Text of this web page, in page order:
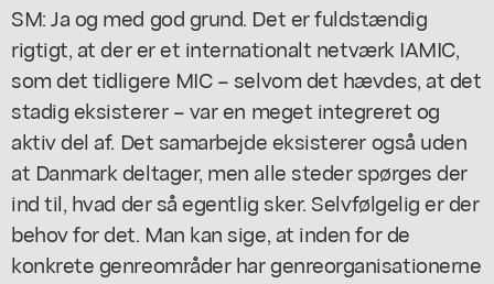
SM: Ja og med god grund. Det er fuldstændig
rigtigt, at der er et internationalt netværk IAMIC,
som det tidligere MIC – selvom det hævdes, at det
stadig eksisterer – var en meget integreret og
aktiv del af. Det samarbejde eksisterer også uden
at Danmark deltager, men alle steder spørges der
ind til, hvad der så egentlig sker. Selvfølgelig er der
behov for det. Man kan sige, at inden for de
konkrete genreområder har genreorganisationerne